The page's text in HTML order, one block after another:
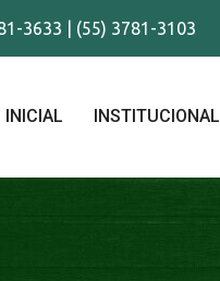
3633 | (55) 3781-3103
INICIAL INSTITUCIONAL